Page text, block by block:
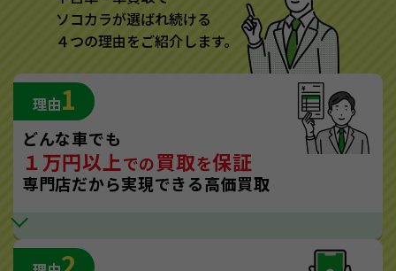
ソコカラが選ばれ続ける
４つの理由をご紹介します。
理由1
どんな車でも
１万円以上での買取を保証
専門店だから実現できる高価買取